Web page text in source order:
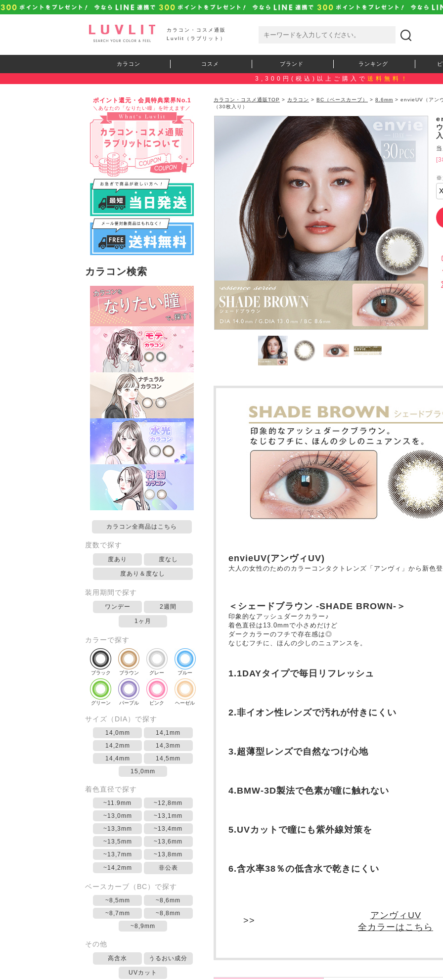
カラコン・コスメ通販
Luvlit（ラブリット）
カラコン コスメ ブランド ランキング
3,300円(税込)以上ご購入で 送料無料！
ポイント還元・会員特典業界No.1
＼あなたの「なりたい瞳」を叶えます／
カラコン検索
カラコン全商品はこちら
度数で探す
度あり 度なし
度あり＆度なし
装用期間で探す
ワンデー 2週間
1ヶ月
カラーで探す
ブラック ブラウン グレー ブルー
グリーン パープル ピンク ヘーゼル
サイズ（DIA）で探す
14,0mm
14,1mm
14,2mm
14,3mm
14,4mm
14,5mm
15,0mm
着色直径で探す
~11.9mm
~12,8mm
~13,0mm
~13,1mm
~13,3mm
~13,4mm
~13,5mm
~13,6mm
~13,7mm
~13,8mm
~14,2mm
非公表
ベースカーブ（BC）で探す
~8,5mm
~8,6mm
~8,7mm
~8,8mm
~8,9mm
その他
高含水 うるおい成分
UVカット
カラコン・コスメ通販TOP > カラコン > BC（ベースカーブ） > 8.6mm > envieUV（アン
（30枚入り）
envieUV(アンヴィUV)
大人の女性のためのカラーコンタクトレンズ「アンヴィ」から新色
＜シェードブラウン -SHADE BROWN-＞
印象的なアッシュダークカラー♪
着色直径は13.0mmで小さめだけど
ダークカラーのフチで存在感は◎
なじむフチに、ほんの少しのニュアンスを。
1.1DAYタイプで毎日リフレッシュ
2.非イオン性レンズで汚れが付きにくい
3.超薄型レンズで自然なつけ心地
4.BMW-3D製法で色素が瞳に触れない
5.UVカットで瞳にも紫外線対策を
6.含水率38％の低含水で乾きにくい
アンヴィUV
全カラーはこちら